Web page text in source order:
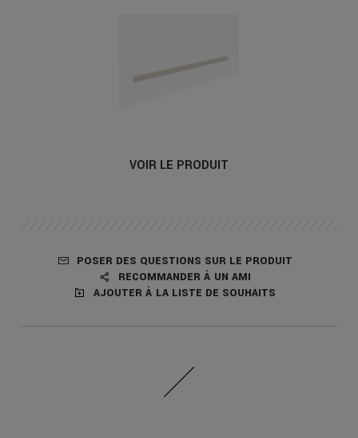
VOIR LE PRODUIT
POSER DES QUESTIONS SUR LE PRODUIT
RECOMMANDER À UN AMI
AJOUTER À LA LISTE DE SOUHAITS